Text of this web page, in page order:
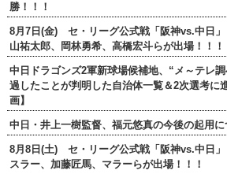
勝！！！
8月7日(金) セ・リーグ公式戦「阪神vs.中日
山祐太郎、岡林勇希、高橋宏斗らが出場！！！
中日ドラゴンズ2軍新球場候補地、“メ～テレ
過したことが判明した自治体一覧＆2次選考に
画】
中日・井上一樹監督、福元悠真の今後の起用に
8月8日(土) セ・リーグ公式戦「阪神vs.中日
スラー、加藤匠馬、マラーらが出場！！！